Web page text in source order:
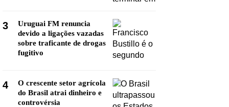
3
Uruguai FM renuncia
devido a ligações vazadas
sobre traficante de drogas
fugitivo
4
O crescente setor agrícola
do Brasil atrai dinheiro e
controvérsia